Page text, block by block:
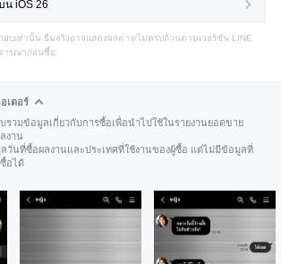
น iOS 26
บเท่านั้น ธีมจริงอาจแสดงผลต่าง/ไม่ครบถ้วนตามเวอร์ชัน LINE
ารณาก่อนซื้อ
เตอร์
บรวมข้อมูลเกี่ยวกับการซื้อเพื่อนำไปใช้ในรายงานยอดขาย
งาน
วันที่ซื้อผลงานและประเทศที่ใช้งานของผู้ซื้อ แต่ไม่มีข้อมูลที่
อได้